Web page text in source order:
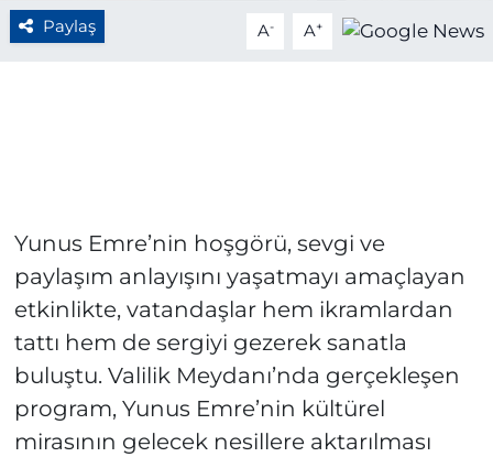
Paylaş A- A+
Yunus Emre’nin hoşgörü, sevgi ve
paylaşım anlayışını yaşatmayı amaçlayan
etkinlikte, vatandaşlar hem ikramlardan
tattı hem de sergiyi gezerek sanatla
buluştu. Valilik Meydanı’nda gerçekleşen
program, Yunus Emre’nin kültürel
mirasının gelecek nesillere aktarılması